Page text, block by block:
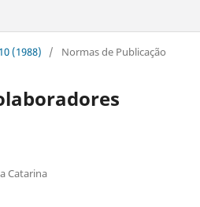
(1988) / Normas de Publicação
Catarina